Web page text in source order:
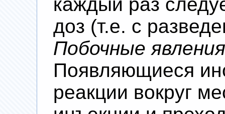
доз (т.е. с
Побочные явления
Появляющиеся
реакции вокруг